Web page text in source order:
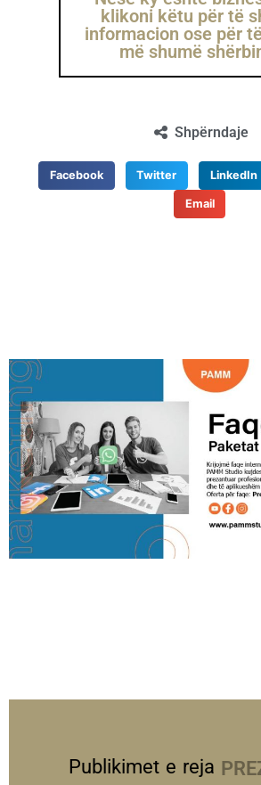
klikoni këtu për të
informacion ose për
më shumë
Shpërndaje
Facebook Twitter LinkedIn
Email
Publikimet e reja